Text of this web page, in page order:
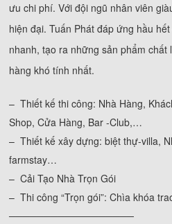
ưu chi phí. Với đội ngũ nhân viên
hiện đại. Tuấn Phát đáp ứng hầu
nhanh, tạo ra những sản phẩm
hàng khó tính nhất.
– Thiết kế thi công: Nhà Hàng,
Shop, Cửa Hàng, Bar -Club,…
– Thiết kế xây dựng: biệt thự-villa,
farmstay…
– Cải Tạo Nhà Trọn Gói
– Thi công “Trọn gói”: Chìa khóa
──────────────────